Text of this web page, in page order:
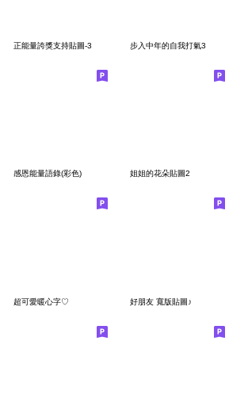
正能量誇獎支持貼圖-3 步入中年的自我打氣3
感恩能量語錄(彩色) 姐姐的花朵貼圖2
超可愛暖心字♡ 好朋友 寬版貼圖♪